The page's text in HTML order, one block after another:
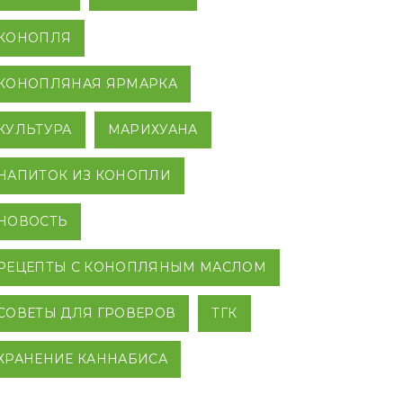
ЯРМАРКА
МАРИХУАНА
ИЗ КОНОПЛИ
С КОНОПЛЯНЫМ МАСЛОМ
ДЛЯ ГРОВЕРОВ ТГК
КАННАБИСА